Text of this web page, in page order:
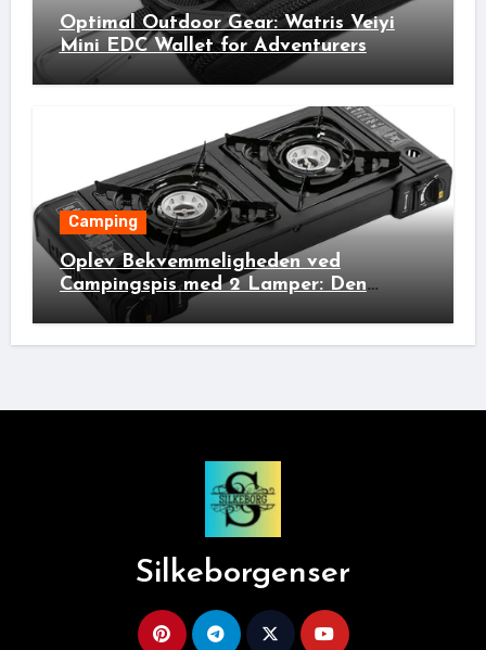
Optimal Outdoor Gear: Watris Veiyi
Mini EDC Wallet for Adventurers
Camping
Oplev Bekvemmeligheden ved
Campingspis med 2 Lamper: Den
Ideelle Bivakpartner!
Silkeborgenser